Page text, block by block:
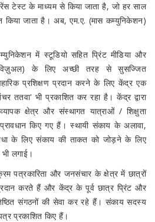
टेस्ट के माध्यम से किया जाता है, जो हर साल
जाता है। अब, एम.ए. (मास कम्युनिकेशन)
में स्टूडियो सहित प्रिंट मीडिया और
विज़ुअल) के लिए अच्छी तरह से सुसज्जित
प्रशिक्षण प्रदान करने के लिए केंद्र एक
ततवा' भी प्रकाशित कर रहा है। केंद्र द्वारा
क्षेत्र और संस्थागत यात्राओं / शिक्षुता
किए गए हैं। स्थायी संकाय के अलावा,
के लिए संकाय की ताकत को जोड़ने के लिए
लगाई।
पत्रकारिता और जनसंचार के क्षेत्र में छात्रों
करते हैं और केंद्र के पूर्व छात्र प्रिंट और
संगठनों की सेवा कर रहे हैं। संकाय सदस्य
प्रकाशित किए हैं।